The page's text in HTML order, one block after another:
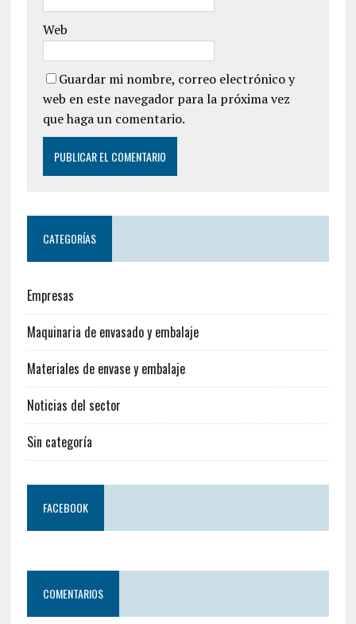
Web
Guardar mi nombre, correo electrónico y
web en este navegador para la próxima vez
que haga un comentario.
CATEGORÍAS
Empresas
Maquinaria de envasado y embalaje
Materiales de envase y embalaje
Noticias del sector
Sin categoría
FACEBOOK
COMENTARIOS